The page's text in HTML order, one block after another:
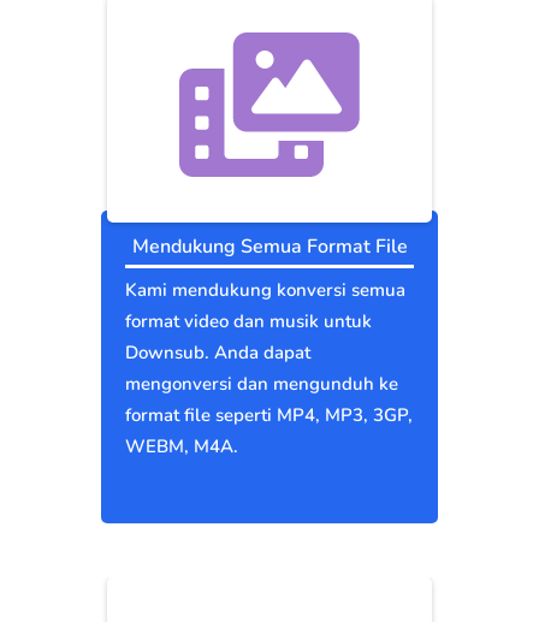
Mendukung Semua Format File
Kami mendukung konversi semua
format video dan musik untuk
Downsub. Anda dapat
mengonversi dan mengunduh ke
format file seperti MP4, MP3, 3GP,
WEBM, M4A.